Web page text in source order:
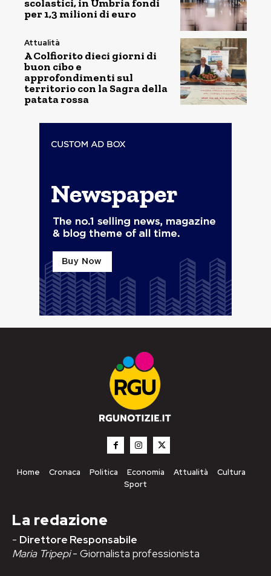
scolastici, in Umbria fondi
per 1,3 milioni di euro
Attualità
A Colfiorito dieci giorni di
buon cibo e
approfondimenti sul
territorio con la Sagra della
patata rossa
Home Cronaca Politica Economia Attualità
Cultura
Sport
La redazione
- Direttore Responsabile
Maria Tripepi- Giornalista professionista